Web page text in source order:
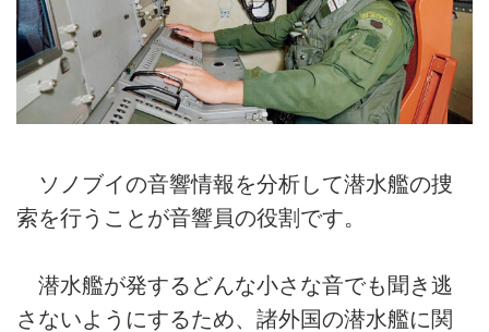
ソノブイの音響情報を分析して潜水艦の捜
索を行うことが音響員の役割です。
潜水艦が発するどんな小さな音でも聞き逃
さないようにするため、諸外国の潜水艦に関